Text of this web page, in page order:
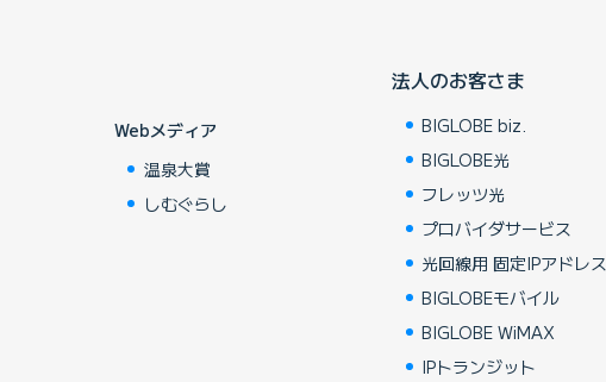
Webメディア
温泉大賞
しむぐらし
法人のお客さま
BIGLOBE biz.
BIGLOBE光
フレッツ光
プロバイダサービス
光回線用 固定IPアドレス
BIGLOBEモバイル
BIGLOBE WiMAX
IPトランジット